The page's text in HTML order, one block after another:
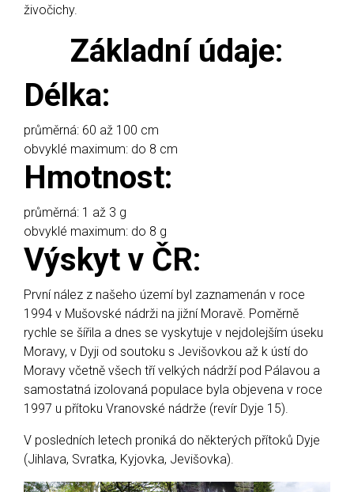
živočichy.
Základní údaje:
Délka:
průměrná: 60 až 100 cm
obvyklé maximum: do 8 cm
Hmotnost:
průměrná: 1 až 3 g
obvyklé maximum: do 8 g
Výskyt v ČR:
První nález z našeho území byl zaznamenán v roce
1994 v Mušovské nádrži na jižní Moravě. Poměrně
rychle se šířila a dnes se vyskytuje v nejdolejším úseku
Moravy, v Dyji od soutoku s Jevišovkou až k ústí do
Moravy včetně všech tří velkých nádrží pod Pálavou a
samostatná izolovaná populace byla objevena v roce
1997 u přítoku Vranovské nádrže (revír Dyje 15).
V posledních letech proniká do některých přítoků Dyje
(Jihlava, Svratka, Kyjovka, Jevišovka).